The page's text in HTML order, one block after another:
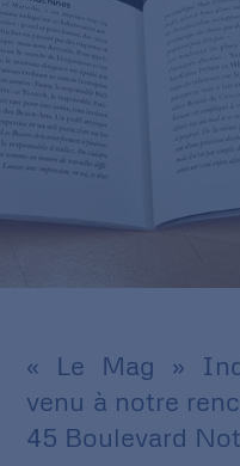
« Le Mag »
venu à notre
45 Boulevard